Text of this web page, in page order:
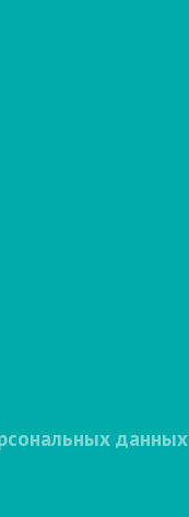
данных